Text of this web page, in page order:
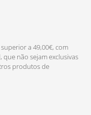
a 49,00€, com
não sejam exclusivas
produtos de